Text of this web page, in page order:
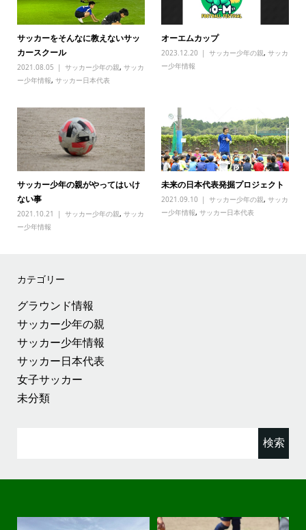
サッカーをそんなに教えないサッ
カースクール
2021.08.05 サッカー少年の親, サッカ
ー少年情報, サッカー日本代表
オーエムカップ
2023.12.20 サッカー少年の親,サッカ
ー少年情報
サッカー少年の親がやってはいけ
ない事
2021.10.21 サッカー少年の親, サッカ
ー少年情報
未来の日本代表発掘プロジェクト
2021.09.10 サッカー少年の親,サッカ
ー少年情報,サッカー日本代表
カテゴリー
グラウンド情報
サッカー少年の親
サッカー少年情報
サッカー日本代表
女子サッカー
未分類